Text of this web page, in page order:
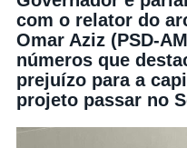
com o relator do
Omar Aziz (PSD-
números que
prejuízo para a
projeto passar no